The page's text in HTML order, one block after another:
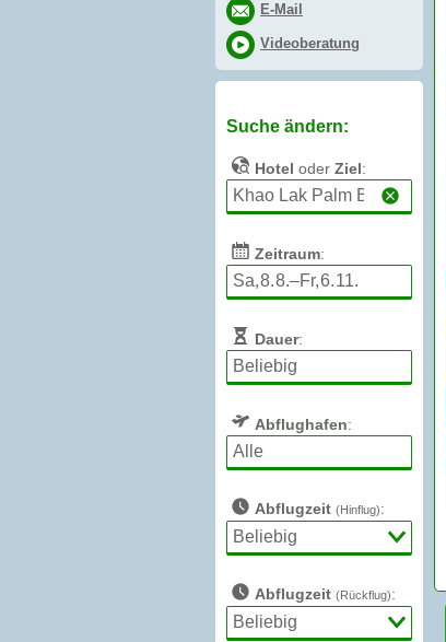
E-Mail
Videoberatung
Suche ändern:
Hotel oder Ziel:
Zeitraum:
Dauer:
Abflughafen:
Abflugzeit (Hinflug):
Abflugzeit (Rückflug):